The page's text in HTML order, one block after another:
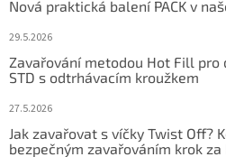
Nová praktická balení PACK v
29.5.2026
Zavařování metodou Hot Fill pro
STD s odtrhávacím kroužkem
27.5.2026
Jak zavařovat s víčky Twist Off?
bezpečným zavařováním krok